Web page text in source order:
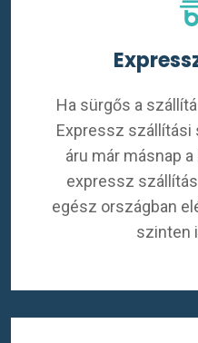
Ha sürgős a
Expressz szállítási
áru már másnap
expressz
egész országban
szinten